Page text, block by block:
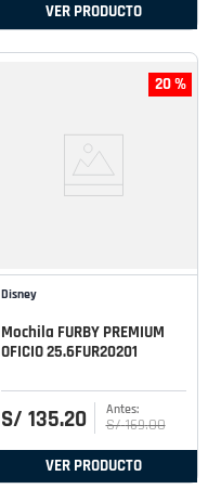
VER PRODUCTO
20 %
Disney
Mochila FURBY PREMIUM
OFICIO 25.6FUR20201
S/ 135.20 S/ 169.00
VER PRODUCTO